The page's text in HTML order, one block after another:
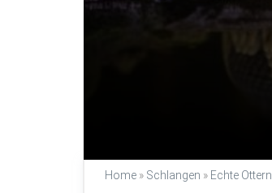
Home » Schlangen » Echte Ottern